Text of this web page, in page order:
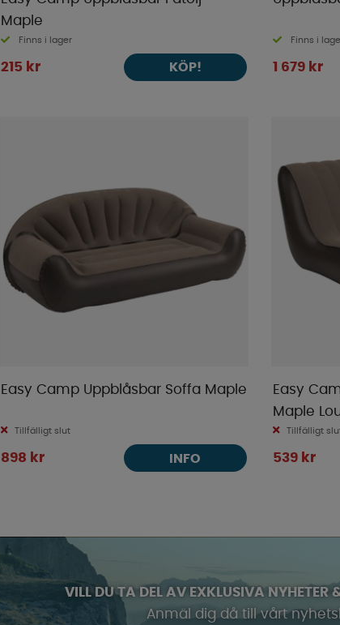
Maple
Finns i lager
215 kr KÖP!
Finns i
1 679 kr
Easy Camp Uppblåsbar Soffa Maple
Tillfälligt slut
898 kr INFO
Easy
Maple
Tillfälligt
539 kr
VILL DU TA DEL AV EXKLUSIVA NYHETER
Anmäl dig då till vårt